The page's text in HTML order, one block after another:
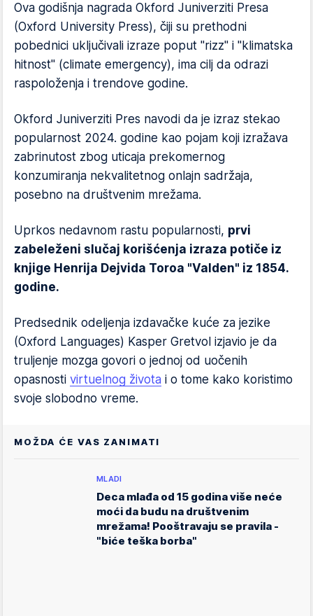
Ova godišnja nagrada Okford Juniverziti Presa
(Oxford University Press), čiji su prethodni
pobednici uključivali izraze poput "rizz" i "klimatska
hitnost" (climate emergency), ima cilj da odrazi
raspoloženja i trendove godine.
Okford Juniverziti Pres navodi da je izraz stekao
popularnost 2024. godine kao pojam koji izražava
zabrinutost zbog uticaja prekomernog
konzumiranja nekvalitetnog onlajn sadržaja,
posebno na društvenim mrežama.
Uprkos nedavnom rastu popularnosti, prvi
zabeleženi slučaj korišćenja izraza potiče iz
knjige Henrija Dejvida Toroa "Valden" iz 1854.
godine.
Predsednik odeljenja izdavačke kuće za jezike
(Oxford Languages) Kasper Gretvol izjavio je da
truljenje mozga govori o jednoj od uočenih
opasnosti virtuelnog života i o tome kako koristimo
svoje slobodno vreme.
MOŽDA ĆE VAS ZANIMATI
MLADI
Deca mlađa od 15 godina više neće
moći da budu na društvenim
mrežama! Pooštravaju se pravila -
"biće teška borba"